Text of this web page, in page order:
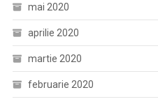
mai 2020
aprilie 2020
martie 2020
februarie 2020